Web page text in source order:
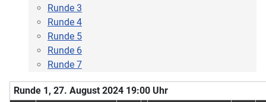
Runde 3
Runde 4
Runde 5
Runde 6
Runde 7
Runde 1, 27. August 2024 19:00 Uhr